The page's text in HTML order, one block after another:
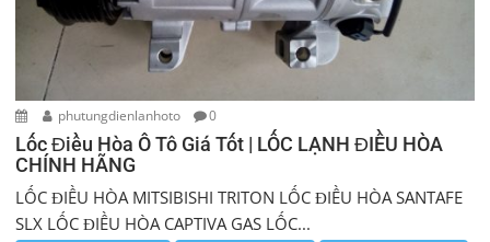
phutungdienlanhoto 0
Lốc Điều Hòa Ô Tô Giá Tốt | LỐC LẠNH ĐIỀU HÒA
CHÍNH HÃNG
LỐC ĐIỀU HÒA MITSIBISHI TRITON LỐC ĐIỀU HÒA SANTAFE
SLX LỐC ĐIỀU HÒA CAPTIVA GAS LỐC...